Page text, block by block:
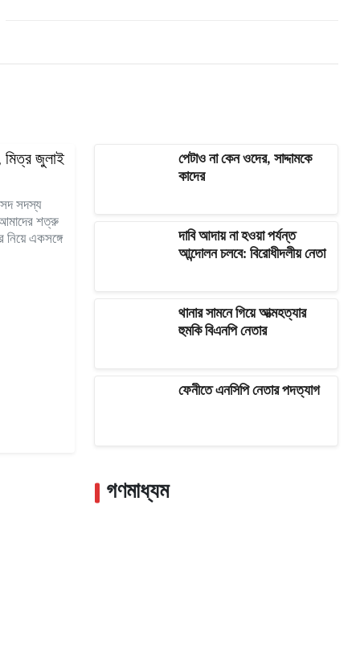
জুলাই
সদস্য
শত্রু
একসঙ্গে
পেটাও না কেন ওদের, সাদ্দামকে
কাদের
দাবি আদায় না হওয়া পর্যন্ত
আন্দোলন চলবে: বিরোধীদলীয় নেতা
থানার সামনে গিয়ে আত্মহত্যার
হুমকি বিএনপি নেতার
ফেনীতে এনসিপি নেতার পদত্যাগ
গণমাধ্যম